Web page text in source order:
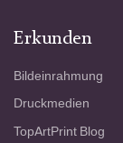
Erkunden
Bildeinrahmung
Druckmedien
TopArtPrint Blog